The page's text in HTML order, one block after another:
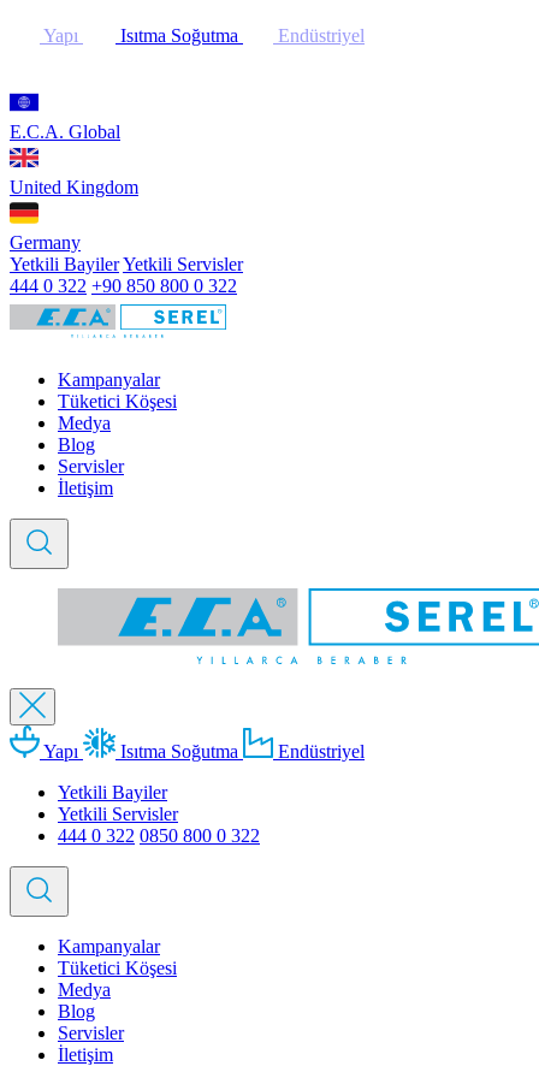
Yapı Isıtma Soğutma Endüstriyel
E.C.A. Global
United Kingdom
Germany
Yetkili BayilerYetkili Servisler
444 0 322 +90 850 800 0 322
Kampanyalar
Tüketici Köşesi
Medya
Blog
Servisler
İletişim
Yapı Isıtma Soğutma
Endüstriyel
Yetkili Bayiler
Yetkili Servisler
444 0 322 0850 800 0 322
Kampanyalar
Tüketici Köşesi
Medya
Blog
Servisler
İletişim